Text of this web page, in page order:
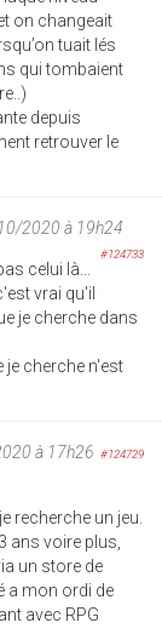
on changeait
tuait lés
qui tombaient
depuis
retrouver le
2020 à 19h24
#124733
celui là...
vrai qu'il
je cherche dans
je cherche n'est
à 17h26 #124729
recherche un jeu.
ans voire plus,
un store de
a mon ordi de
avec RPG